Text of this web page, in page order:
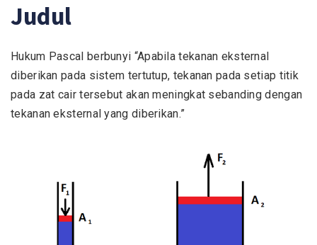
Judul
Hukum Pascal berbunyi “Apabila tekanan eksternal
diberikan pada sistem tertutup, tekanan pada setiap titik
pada zat cair tersebut akan meningkat sebanding dengan
tekanan eksternal yang diberikan.”